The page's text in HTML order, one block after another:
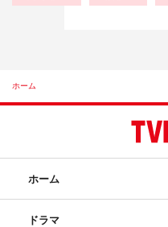
ホーム
ホーム
ドラマ